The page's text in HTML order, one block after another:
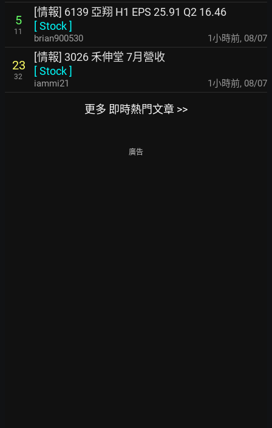
5
11
[情報] 6139 亞翔 H1 EPS 25.91 Q2 16.46
[Stock]
brian900530 1小時前, 08/07
23
32
[情報] 3026 禾伸堂 7月營收
[Stock]
iammi21 1小時前, 08/07
更多 即時熱門文章 >>
廣告